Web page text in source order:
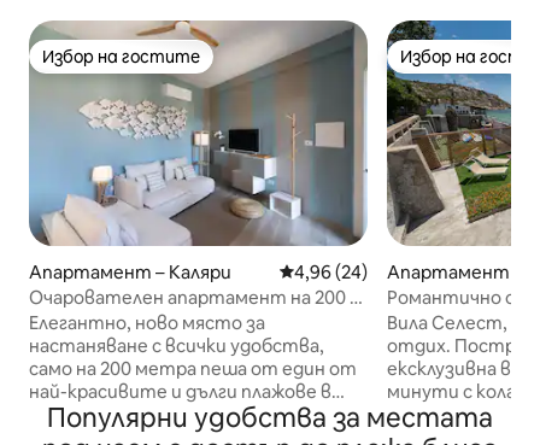
Избор на гостите
Избор на гостите
Апартамент – Каляри Средна оценка: 4,96 от 5,
4,96 (24)
Очарователен апартамент на 200 м
от плажа Поето в Каляри
Елегантно, ново място за
настаняване с всички удобства,
само на 200 метра пеша от един от
най-красивите и дълги плажове в
Каляри – Поето. Очакваме ви, за да
ви поглезим и да направим вашата
Избор на
Избор на
Апартамент за
аляри
Романтично
Sardinia
Вила Селест,
отдих.
ексклузивна
минути с кола
Той е много
директен
Популярни удобства за местата